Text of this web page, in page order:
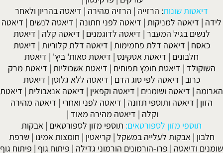
דיאטות שונות: הרזייה | הרזיה מהירה | דיאטה בהריון ולאחר
לידה | דיאטה למניקות | דיאטה לפני חתונה | דיאטה לנשים | דיאטה
לנשים בגיל המעבר | דיאטה לדוגמנים | דיאטה קלה | דיאטת
כאסח | דיאטה דלת פחמימות | דיאטה דלת קלוריות | דיאטת
חלבונים | דיאטת אטקינס | דיאטת סאות' ביץ' | דיאטת
השוקולד | דיאטת חומץ תפוחים | דיאטת אשכוליות | דיאטת מרק
כרוב | דיאטה לפי סוג הדם | דיאטה ללא גלוטן | דיאטת
הארומה | דיאטה ושומנים | דיאטה וקפאין | דיאטה אנאבולית | דיאטת
הזון | דיאטה ותוספי תזונה | דיאטה לפני ואחרי | דיאטה מהירה
וקלה | דיאטה מהירה מאוד |
תוספי מזון לספורטאים: תוספי מזון לספורטאים | אבקות
חלבון | אבקות לעלייה במשקל | קריאטין | חומצות אמינו |שרפת
שומנים ודיאטה | פרו-הורמונים הורמוני גדילה | פיתוח גוף | פיתוח גוף